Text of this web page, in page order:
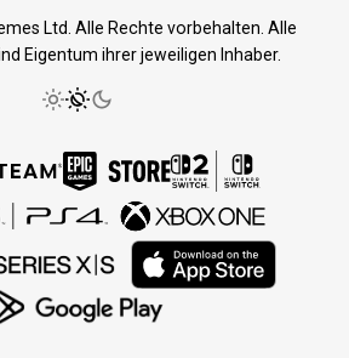
Ltd. Alle Rechte vorbehalten. Alle
Eigentum ihrer jeweiligen Inhaber.